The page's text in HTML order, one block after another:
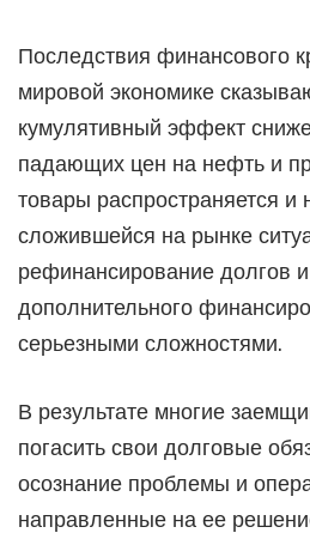
Последствия финансового
мировой экономике
кумулятивный эффект
падающих цен на нефть и
товары распространяется и
сложившейся на рынке
рефинансирование долгов
дополнительного
серьезными сложностями.
В результате многие
погасить свои долговые
осознание проблемы и
направленные на ее